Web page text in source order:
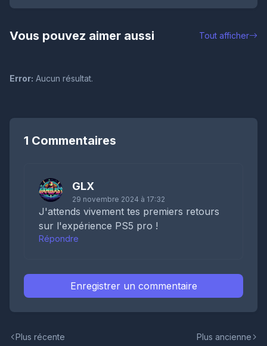
Vous pouvez aimer aussi Tout afficher
Error: Aucun résultat.
1 Commentaires
GLX
29 novembre 2024 à 17:32
J'attends vivement tes premiers retours
sur l'expérience PS5 pro !
Répondre
Enregistrer un commentaire
Plus récente Plus ancienne